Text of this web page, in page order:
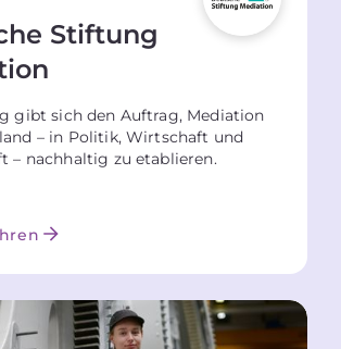
Stiftung
gibt sich den Auftrag, Mediation
– in Politik, Wirtschaft und
– nachhaltig zu etablieren.